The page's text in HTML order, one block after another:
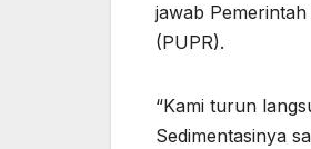
jawab
(PUPR).
“Kami turun
Sedimentasinya